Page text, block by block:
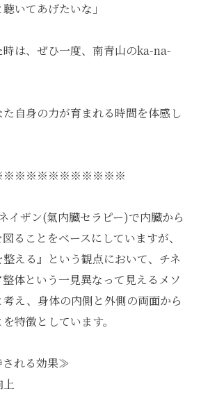
いてあげたいな」
は、ぜひ一度、南青山のka-na-
自身の力が育まれる時間を体感し
イザン(氣内臓セラピー)で内臓から
ることをベースにしていますが、
整える』という観点において、チネ
体という一見異なって見えるメソ
え、身体の内側と外側の両面から
特徴としています。
れる効果≫